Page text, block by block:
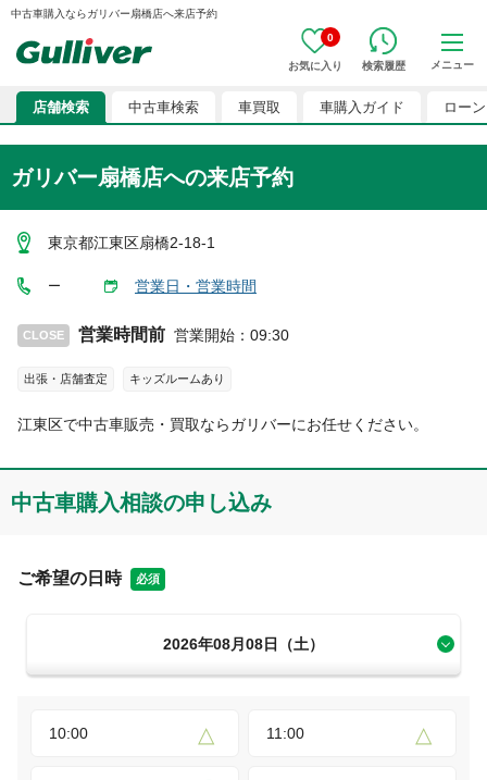
中古車購入ならガリバー扇橋店へ来店予約
0
お気に入り 検索履歴 メニュー
店舗検索 中古車検索 車買取 車購入ガイド ローン
ガリバー扇橋店への来店予約
東京都江東区扇橋2-18-1
ー 営業日・営業時間
CLOSE 営業時間前 営業開始 ： 09:30
出張・店舗査定 キッズルームあり
江東区で中古車販売・買取ならガリバーにお任せください。
中古車購入相談の申し込み
ご希望の日時 必須
2026年08月08日（土）
10:00 11:00